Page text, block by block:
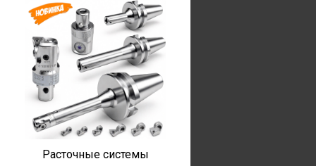
Расточные системы